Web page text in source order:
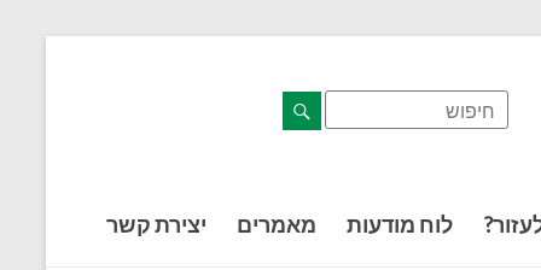
לוח מודעות מאמרים יצירת קשר